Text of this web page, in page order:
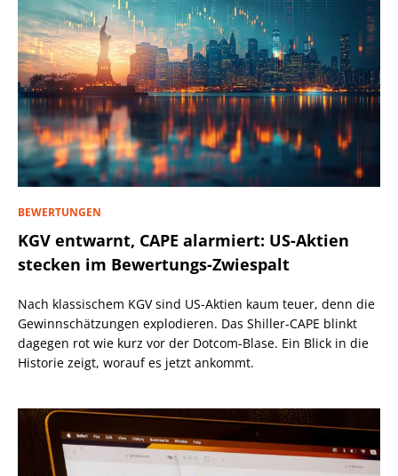
BEWERTUNGEN
KGV entwarnt, CAPE alarmiert: US-Aktien
stecken im Bewertungs-Zwiespalt
Nach klassischem KGV sind US-Aktien kaum teuer, denn die
Gewinnschätzungen explodieren. Das Shiller-CAPE blinkt
dagegen rot wie kurz vor der Dotcom-Blase. Ein Blick in die
Historie zeigt, worauf es jetzt ankommt.